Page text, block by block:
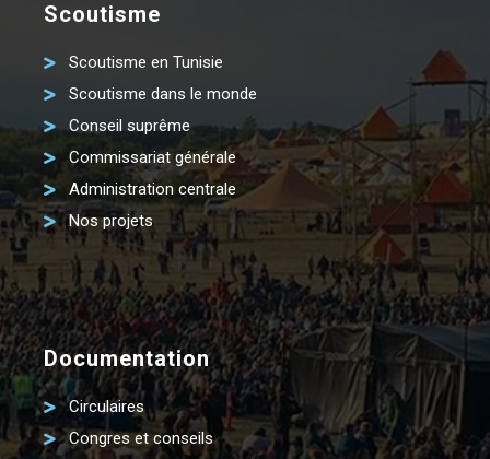
Scoutisme
Scoutisme en Tunisie
Scoutisme dans le monde
Conseil suprême
Commissariat générale
Administration centrale
Nos projets
Documentation
Circulaires
Congres et conseils